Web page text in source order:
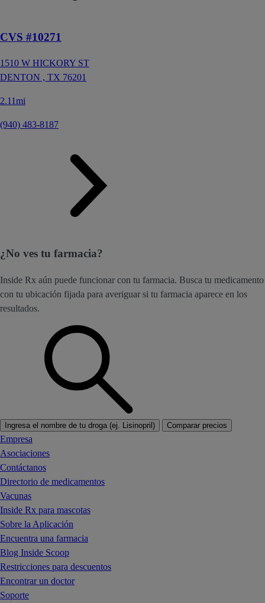
CVS #10271
1510 W HICKORY ST
DENTON , TX 76201
2.11mi
(940) 483-8187
¿No ves tu farmacia?
Inside Rx aún puede funcionar con tu farmacia. Busca tu medicamento
con tu ubicación fijada para averiguar si tu farmacia aparece en los
resultados.
Ingresa el nombre de tu droga (ej. Lisinopril) Comparar precios
Empresa
Asociaciones
Contáctanos
Directorio de medicamentos
Vacunas
Inside Rx para mascotas
Sobre la Aplicación
Encuentra una farmacia
Blog Inside Scoop
Restricciones para descuentos
Encontrar un doctor
Soporte